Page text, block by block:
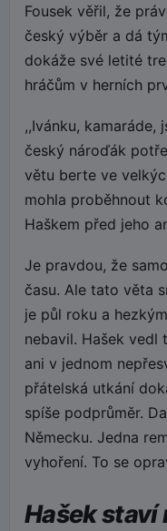
Fousek věřil, že
český výběr a dá
dokáže své letité
hráčům v herních
,,Ivánku, kamaráde,
český nároďák
větu berte ve
mohla proběhnout
Haškem před jeho
Je pravdou, že
času. Ale tato věta
je půl roku a
nebavil. Hašek vedl
ani v jednom
přátelská utkání
spíše podprůměr.
Německu. Jedna
vyhoření. To se
Hašek staví